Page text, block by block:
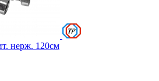
нерж. 120см